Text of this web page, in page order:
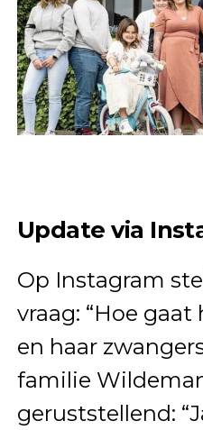
Update via
Op Instagram
vraag: “Hoe
en haar
familie
geruststellend: